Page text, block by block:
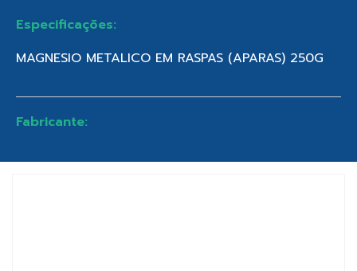
Especificações:
MAGNESIO METALICO EM RASPAS (APARAS) 250G
Fabricante: